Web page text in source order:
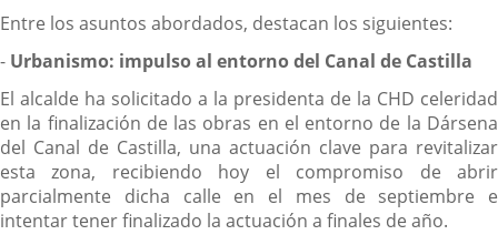
Entre los asuntos abordados, destacan los siguientes:
- Urbanismo: impulso al entorno del Canal de Castilla
El alcalde ha solicitado a la presidenta de la CHD celeridad
en la finalización de las obras en el entorno de la Dársena
del Canal de Castilla, una actuación clave para revitalizar
esta zona, recibiendo hoy el compromiso de abrir
parcialmente dicha calle en el mes de septiembre e
intentar tener finalizado la actuación a finales de año.